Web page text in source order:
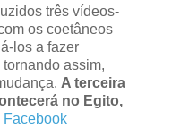
três vídeos-
os coetâneos
los a fazer
assim,
A terceira
no Egito,
Facebook